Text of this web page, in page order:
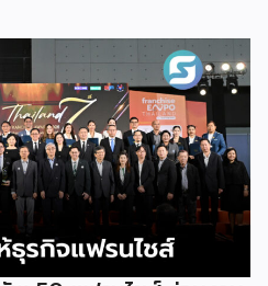
ารแสดง เพราะทำหน้าที่จดบันทึก
นฐาน สะท้อนภูมิปัญญาทาง
ย้ำจิตวิญญาณอันแข็งแกร่งของ
ม ตำนานเล่าว่า ยามอพยพย้าย
ชาวเหมียวต้องเผชิญกับเทือกเขา
ปิดทางให้เพื่อนพ้องเดินทางผ่าน
งกายของตนกลิ้งทับพงหนาม
ห้คนในเผ่า ด้วยเหตุนี้ คนรุ่นหลังจึง
ล่าวมาต่อยอดและรังสรรค์เป็น
อรำลึกถึงความกล้าหาญและหยาด
ยทุกท่วงท่าการกลิ้งตัวคือการ